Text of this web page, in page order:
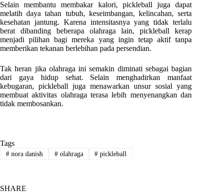
Selain membantu membakar kalori, pickleball juga dapat
melatih daya tahan tubuh, keseimbangan, kelincahan, serta
kesehatan jantung. Karena intensitasnya yang tidak terlalu
berat dibanding beberapa olahraga lain, pickleball kerap
menjadi pilihan bagi mereka yang ingin tetap aktif tanpa
memberikan tekanan berlebihan pada persendian.
Tak heran jika olahraga ini semakin diminati sebagai bagian
dari gaya hidup sehat. Selain menghadirkan manfaat
kebugaran, pickleball juga menawarkan unsur sosial yang
membuat aktivitas olahraga terasa lebih menyenangkan dan
tidak membosankan.
Tags
#nora danish #olahraga # pickleball
SHARE